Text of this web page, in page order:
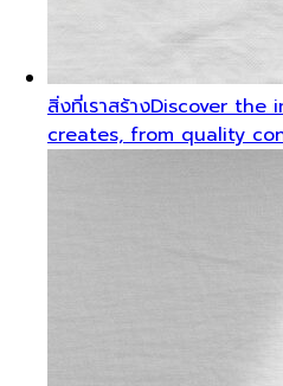
สิ่งที่เราสร้างDiscover the
creates, from quality